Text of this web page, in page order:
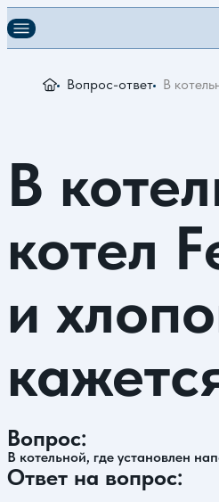
Вопрос-ответ В
В
котел
и
Вопрос:
В котельной, где установлен
Ответ на вопрос: